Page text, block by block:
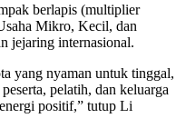
berlapis (multiplier
Mikro, Kecil, dan
jejaring internasional.
yang nyaman untuk tinggal,
pelatih, dan keluarga
positif,” tutup Li